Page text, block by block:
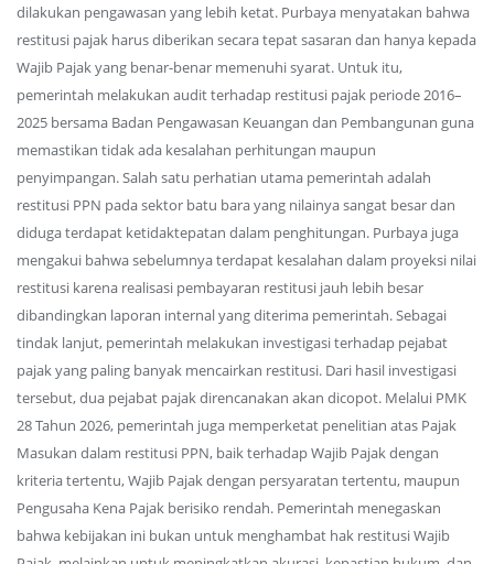
dilakukan pengawasan yang lebih ketat. Purbaya menyatakan bahwa
restitusi pajak harus diberikan secara tepat sasaran dan hanya kepada
Wajib Pajak yang benar-benar memenuhi syarat. Untuk itu,
pemerintah melakukan audit terhadap restitusi pajak periode 2016–
2025 bersama Badan Pengawasan Keuangan dan Pembangunan guna
memastikan tidak ada kesalahan perhitungan maupun
penyimpangan. Salah satu perhatian utama pemerintah adalah
restitusi PPN pada sektor batu bara yang nilainya sangat besar dan
diduga terdapat ketidaktepatan dalam penghitungan. Purbaya juga
mengakui bahwa sebelumnya terdapat kesalahan dalam proyeksi nilai
restitusi karena realisasi pembayaran restitusi jauh lebih besar
dibandingkan laporan internal yang diterima pemerintah. Sebagai
tindak lanjut, pemerintah melakukan investigasi terhadap pejabat
pajak yang paling banyak mencairkan restitusi. Dari hasil investigasi
tersebut, dua pejabat pajak direncanakan akan dicopot. Melalui PMK
28 Tahun 2026, pemerintah juga memperketat penelitian atas Pajak
Masukan dalam restitusi PPN, baik terhadap Wajib Pajak dengan
kriteria tertentu, Wajib Pajak dengan persyaratan tertentu, maupun
Pengusaha Kena Pajak berisiko rendah. Pemerintah menegaskan
bahwa kebijakan ini bukan untuk menghambat hak restitusi Wajib